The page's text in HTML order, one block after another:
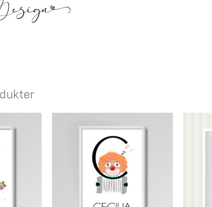
kr
kr
119,00 kr
179,00 kr